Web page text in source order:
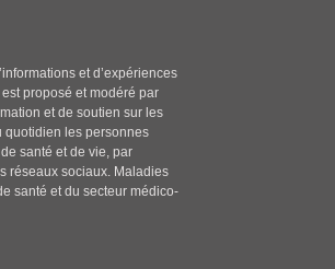
et d’expériences
proposé et modéré par
et de soutien sur les
quotidien les personnes
santé et de vie, par
réseaux sociaux. Maladies
santé et du secteur médico-